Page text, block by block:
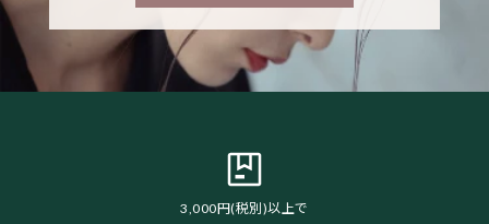
3,000円(税別)以上で